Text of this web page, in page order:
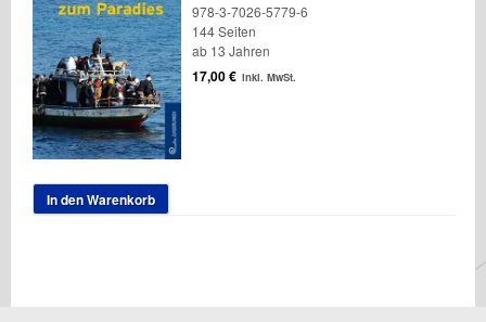
978-3-7026-5779-6
144 Seiten
ab 13 Jahren
17,00€ inkl. MwSt.
In den Warenkorb